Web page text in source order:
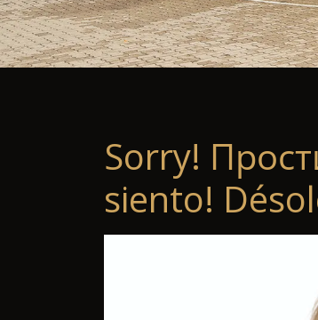
Sorry!
siento!